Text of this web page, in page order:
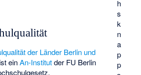
h
s
k
n
a
p
p
der Länder Berlin und
einAn-Institutder FU Berlin